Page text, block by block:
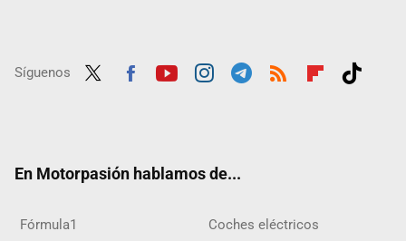
Síguenos
En Motorpasión hablamos de...
Fórmula1 Coches eléctricos